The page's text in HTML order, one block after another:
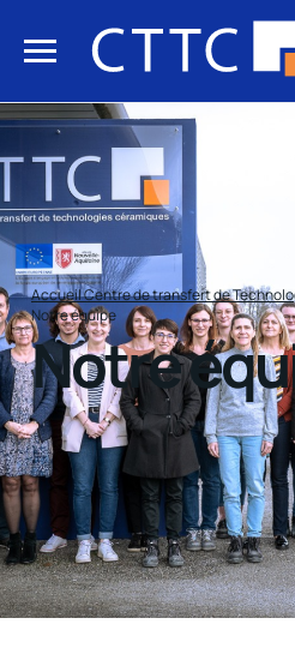
Accueil Centre de transfert de
Notre équipe
Notre